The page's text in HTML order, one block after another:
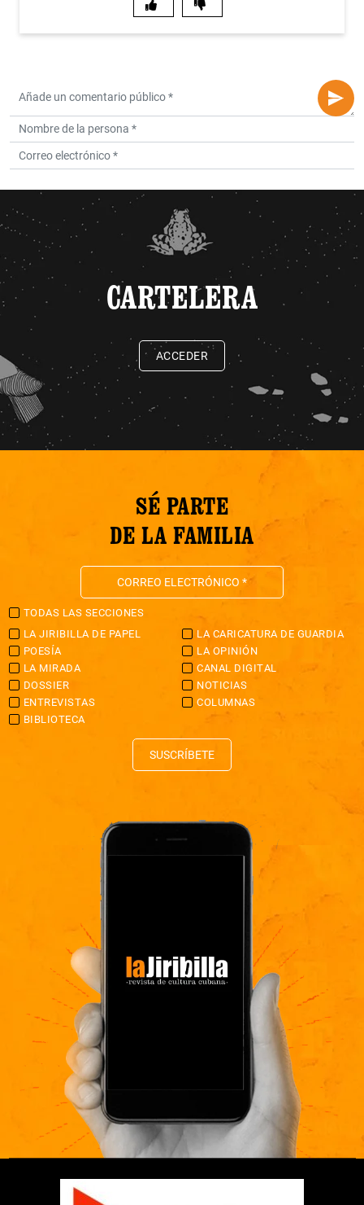
CARTELERA
ACCEDER
SÉ PARTE
DE LA FAMILIA
TODAS LAS SECCIONES
LA JIRIBILLA DE PAPEL
LA CARICATURA DE GUARDIA
POESÍA
LA OPINIÓN
LA MIRADA
CANAL DIGITAL
DOSSIER
NOTICIAS
ENTREVISTAS
COLUMNAS
BIBLIOTECA
SUSCRÍBETE